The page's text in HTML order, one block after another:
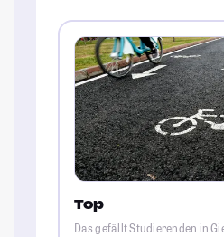
Top
Das gefällt Studierenden in